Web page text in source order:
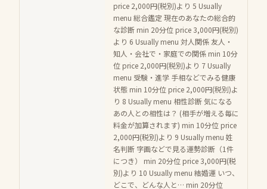
price 2,000円(税別)より 5 Usually
menu 総合鑑定 現在のあなたの総合的
な診断 min 20分位 price 3,000円(税別)
より 6 Usually menu 対人関係 友人・
知人・会社で・家庭での関係 min 10分
位 price 2,000円(税別)より 7 Usually
menu 受験・進学 手相などでみる健康
状態 min 10分位 price 2,000円(税別)よ
り 8 Usually menu 相性診断 気になる
あの人との相性は？ (相手が増える毎に
料金が加算されます) min 10分位 price
2,000円(税別)より 9 Usually menu 姓
名判断 字画などで見る運勢診断（1件
につき） min 20分位 price 3,000円(税
別)より 10 Usually menu 結婚運 いつ、
どこで、どんな人と… min 20分位